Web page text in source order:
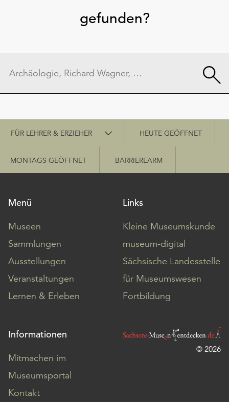
gefunden?
Schnellzugriff
FÜR LEHRER & ERZIEHER HEUTE GEÖFFNET
MONTAGS GEÖFFNET BARRIEREARM
Menü
Museen
Sammlungen
Ausstellungen
Veranstaltungen
Lernen & Erleben
Links
Kleine Museumskunde
museum-digital
Sächsische Landesstelle
für Museumswesen
Fortbildung
Informationen
Mitmachen im
Museumsportal
Kontakt
© 2026